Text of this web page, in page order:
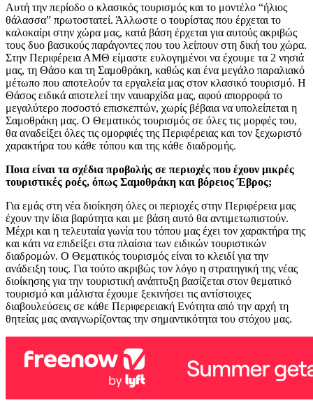
Αυτή την περίοδο ο κλασικός τουρισμός και το μοντέλο “ήλιος
θάλασσα” πρωτοστατεί. Άλλωστε ο τουρίστας που έρχεται το
καλοκαίρι στην χώρα μας, κατά βάση έρχεται για αυτούς ακριβώς
τους δυο βασικούς παράγοντες που του λείπουν στη δική του χώρα.
Στην Περιφέρεια ΑΜΘ είμαστε ευλογημένοι να έχουμε τα 2 νησιά
μας, τη Θάσο και τη Σαμοθράκη, καθώς και ένα μεγάλο παραλιακό
μέτωπο που αποτελούν τα εργαλεία μας στον κλασικό τουρισμό. Η
Θάσος ειδικά αποτελεί την ναυαρχίδα μας, αφού απορροφά το
μεγαλύτερο ποσοστό επισκεπτών, χωρίς βέβαια να υπολείπεται η
Σαμοθράκη μας. Ο Θεματικός τουρισμός σε όλες τις μορφές του,
θα αναδείξει όλες τις ομορφιές της Περιφέρειας και τον ξεχωριστό
χαρακτήρα του κάθε τόπου και της κάθε διαδρομής.
Ποια είναι τα σχέδια προβολής σε περιοχές που έχουν μικρές
τουριστικές ροές, όπως Σαμοθράκη και βόρειος Έβρος;
Για εμάς στη νέα διοίκηση όλες οι περιοχές στην Περιφέρεια μας
έχουν την ίδια βαρύτητα και με βάση αυτό θα αντιμετωπιστούν.
Μέχρι και η τελευταία γωνία του τόπου μας έχει τον χαρακτήρα της
και κάτι να επιδείξει στα πλαίσια των ειδικών τουριστικών
διαδρομών. Ο Θεματικός τουρισμός είναι το κλειδί για την
ανάδειξη τους. Για τούτο ακριβώς τον λόγο η στρατηγική της νέας
διοίκησης για την τουριστική ανάπτυξη βασίζεται στον θεματικό
τουρισμό και μάλιστα έχουμε ξεκινήσει τις αντίστοιχες
διαβουλεύσεις σε κάθε Περιφερειακή Ενότητα από την αρχή τη
θητείας μας αναγνωρίζοντας την σημαντικότητα του στόχου μας.